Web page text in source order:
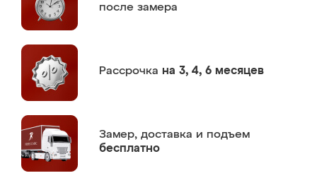
после замера
Рассрочка на 3, 4, 6 месяцев
Замер, доставка и подъем
бесплатно